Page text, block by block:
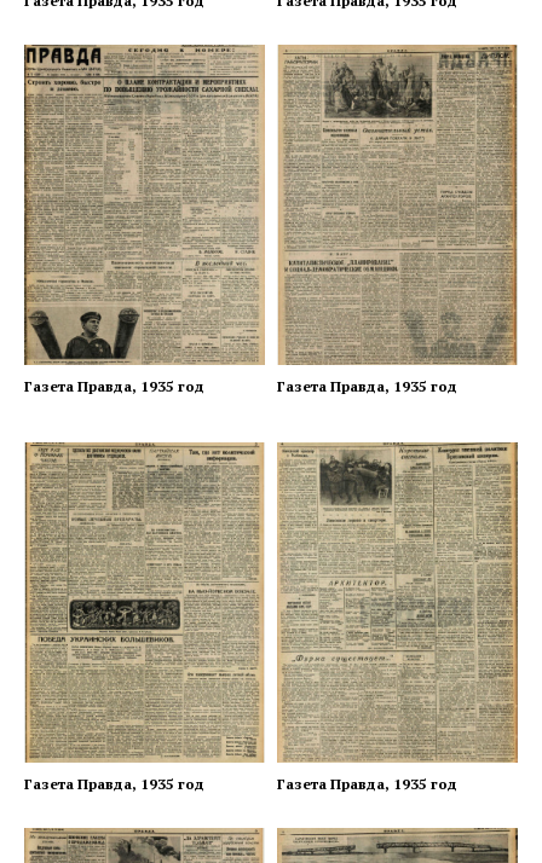
Газета Правда, 1935 год Газета Правда, 1935 год
Газета Правда, 1935 год Газета Правда, 1935 год